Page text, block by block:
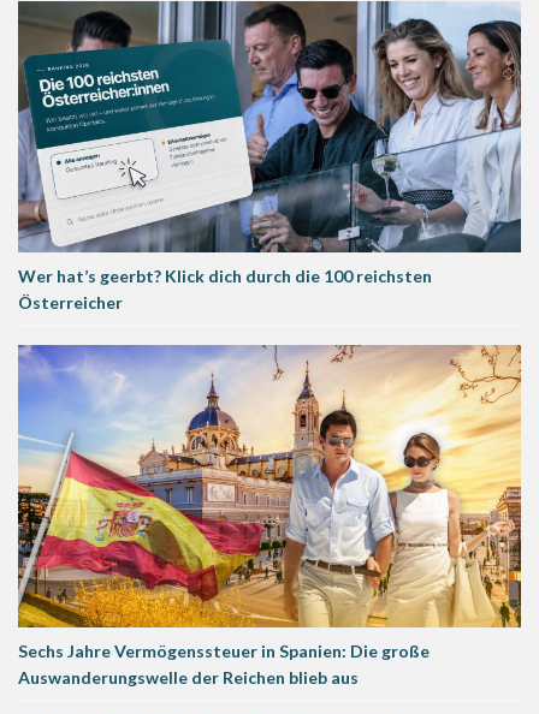
Wer hat’s geerbt? Klick dich durch die 100 reichsten
Österreicher
Sechs Jahre Vermögenssteuer in Spanien: Die große
Auswanderungswelle der Reichen blieb aus